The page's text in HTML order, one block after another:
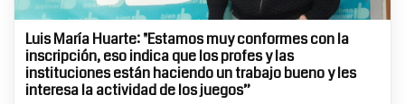
Luis María Huarte: "Estamos muy conformes con la
inscripción, eso indica que los profes y las
instituciones están haciendo un trabajo bueno y les
interesa la actividad de los juegos”